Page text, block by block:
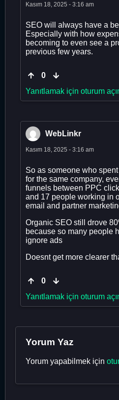
Kasım 18, 2025 - 3:16 am
SEO will always have a
Especially with how
becoming to even see a
previous few years.
0
Yanıtlamak için oturum
WebLinkr
Kasım 18, 2025 - 3:16 am
So as someone who
for the same company,
funnels between PPC
and 17 people working in
email and partner
Organic SEO still drove
because so many people
ignore ads
Doesnt get more clearer
0
Yanıtlamak için oturum
Yorum Yaz
Yorum yapabilmek için